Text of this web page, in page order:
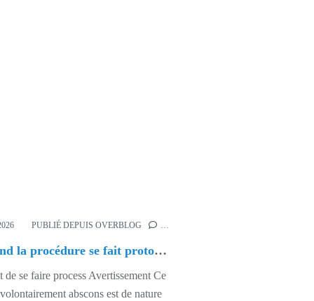
,ÉCRITURE
PUBLIÉ DEPUIS OVERBLOG …
Quand la procédure se fait protocole.
de se faire process Avertissement Ce
abscons est de nature